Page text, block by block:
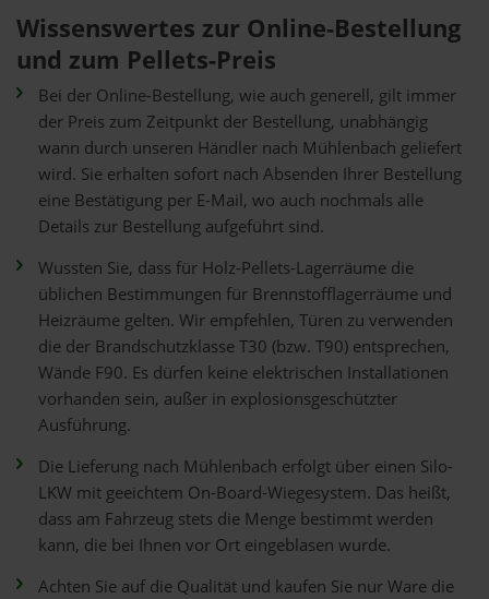
Wissenswertes zur Online-Bestellung
und zum Pellets-Preis
Bei der Online-Bestellung, wie auch generell, gilt immer
der Preis zum Zeitpunkt der Bestellung, unabhängig
wann durch unseren Händler nach Mühlenbach geliefert
wird. Sie erhalten sofort nach Absenden Ihrer Bestellung
eine Bestätigung per E-Mail, wo auch nochmals alle
Details zur Bestellung aufgeführt sind.
Wussten Sie, dass für Holz-Pellets-Lagerräume die
üblichen Bestimmungen für Brennstofflagerräume und
Heizräume gelten. Wir empfehlen, Türen zu verwenden
die der Brandschutzklasse T30 (bzw. T90) entsprechen,
Wände F90. Es dürfen keine elektrischen Installationen
vorhanden sein, außer in explosionsgeschützter
Ausführung.
Die Lieferung nach Mühlenbach erfolgt über einen Silo-
LKW mit geeichtem On-Board-Wiegesystem. Das heißt,
dass am Fahrzeug stets die Menge bestimmt werden
kann, die bei Ihnen vor Ort eingeblasen wurde.
Achten Sie auf die Qualität und kaufen Sie nur Ware die